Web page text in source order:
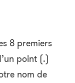
8 premiers
point (.)
nom de